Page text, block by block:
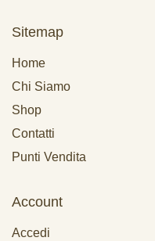
Sitemap
Home
Chi Siamo
Shop
Contatti
Punti Vendita
Account
Accedi